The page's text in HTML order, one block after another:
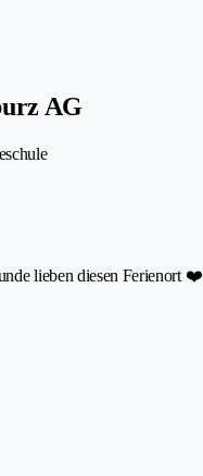
AG
lieben diesen Ferienort ❤️